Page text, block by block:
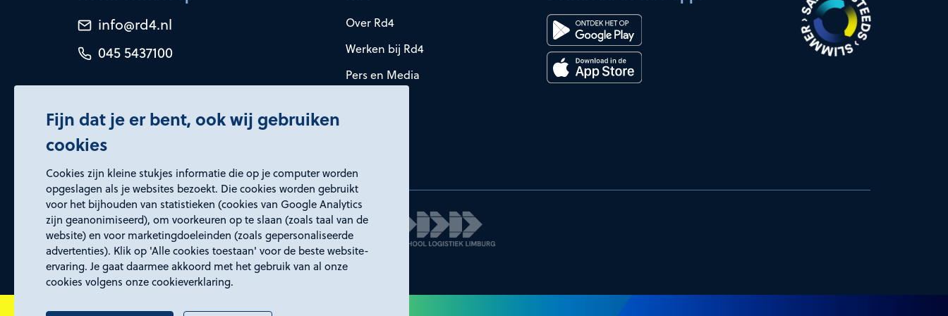
Fijn dat je er bent, ook wij gebruiken
cookies
Cookies zijn kleine stukjes informatie die op je computer worden
opgeslagen als je websites bezoekt. Die cookies worden gebruikt
voor het bijhouden van statistieken (cookies van Google Analytics
zijn geanonimiseerd), om voorkeuren op te slaan (zoals taal van de
website) en voor marketingdoeleinden (zoals gepersonaliseerde
advertenties). Klik op 'Alle cookies toestaan' voor de beste website-
ervaring. Je gaat daarmee akkoord met het gebruik van al onze
cookies volgens onze cookieverklaring.
info@rd4.nl
045 5437100
Over Rd4
Werken bij Rd4
Pers en Media
Certificeringen